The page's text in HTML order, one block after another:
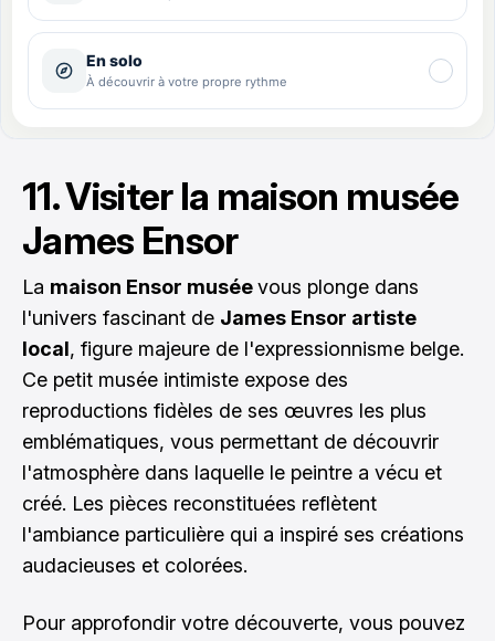
11. Visiter la maison musée
James Ensor
La maison Ensor muséevous plonge dans
l'univers fascinant de James Ensor artiste
local, figure majeure de l'expressionnisme belge.
Ce petit musée intimiste expose des
reproductions fidèles de ses œuvres les plus
emblématiques, vous permettant de découvrir
l'atmosphère dans laquelle le peintre a vécu et
créé. Les pièces reconstituées reflètent
l'ambiance particulière qui a inspiré ses créations
audacieuses et colorées.
Pour approfondir votre découverte, vous pouvez